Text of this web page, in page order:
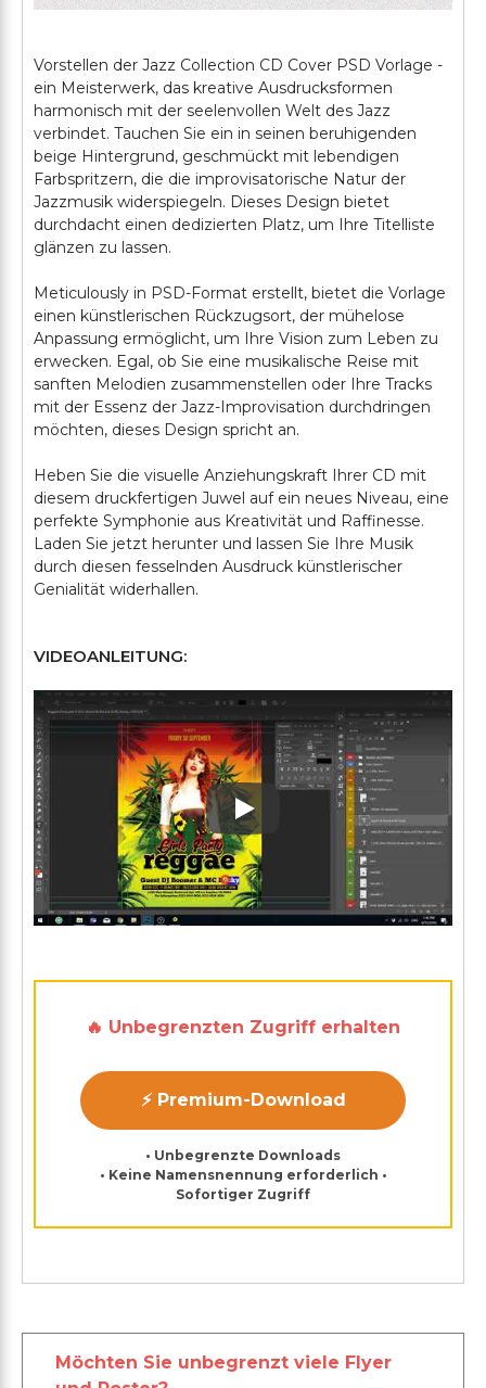
Vorstellen der Jazz Collection CD Cover PSD Vorlage -
ein Meisterwerk, das kreative Ausdrucksformen
harmonisch mit der seelenvollen Welt des Jazz
verbindet. Tauchen Sie ein in seinen beruhigenden
beige Hintergrund, geschmückt mit lebendigen
Farbspritzern, die die improvisatorische Natur der
Jazzmusik widerspiegeln. Dieses Design bietet
durchdacht einen dedizierten Platz, um Ihre Titelliste
glänzen zu lassen.
Meticulously in PSD-Format erstellt, bietet die Vorlage
einen künstlerischen Rückzugsort, der mühelose
Anpassung ermöglicht, um Ihre Vision zum Leben zu
erwecken. Egal, ob Sie eine musikalische Reise mit
sanften Melodien zusammenstellen oder Ihre Tracks
mit der Essenz der Jazz-Improvisation durchdringen
möchten, dieses Design spricht an.
Heben Sie die visuelle Anziehungskraft Ihrer CD mit
diesem druckfertigen Juwel auf ein neues Niveau, eine
perfekte Symphonie aus Kreativität und Raffinesse.
Laden Sie jetzt herunter und lassen Sie Ihre Musik
durch diesen fesselnden Ausdruck künstlerischer
VIDEOANLEITUNG:
Play: Keynote (Google I/O
🔥 Unbegrenzten Zugriff erhalten
⚡ Premium-Download
• Unbegrenzte Downloads
• Keine Namensnennung erforderlich •
Sofortiger Zugriff
Möchten Sie unbegrenzt viele Flyer